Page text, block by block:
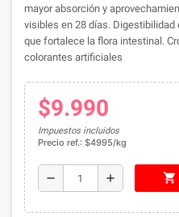
mayor absorción y
visibles en 28 días. Digestibilidad
que fortalece la flora intestinal.
colorantes artificiales
$9.990
Impuestos incluidos
Precio ref.: $4995/kg
remove add shopping_cart